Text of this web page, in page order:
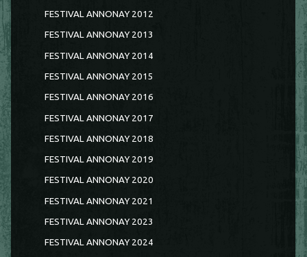
FESTIVAL ANNONAY 2012
FESTIVAL ANNONAY 2013
FESTIVAL ANNONAY 2014
FESTIVAL ANNONAY 2015
FESTIVAL ANNONAY 2016
FESTIVAL ANNONAY 2017
FESTIVAL ANNONAY 2018
FESTIVAL ANNONAY 2019
FESTIVAL ANNONAY 2020
FESTIVAL ANNONAY 2021
FESTIVAL ANNONAY 2023
FESTIVAL ANNONAY 2024